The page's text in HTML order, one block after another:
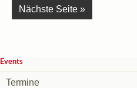
Nächste Seite »
Events
Termine